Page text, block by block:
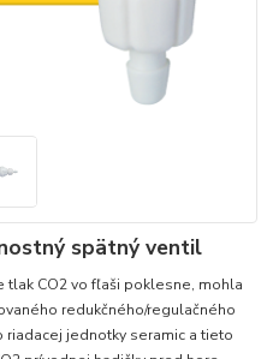
spätný ventil
tlak CO2 vo fľaši poklesne, mohla
redukčného/regulačného
jednotky seramic a tieto